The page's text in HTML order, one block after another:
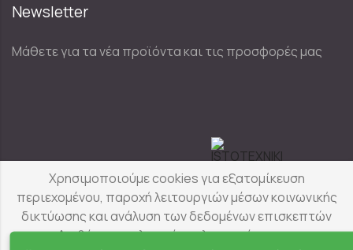
Newsletter
Μάθετε για τα νέα προϊόντα και τις προσφορές μας
Φτερά & Πούπουλα© Copyright 2025
Χρησιμοποιούμε cookies για εξατομίκευση
περιεχομένου, παροχή λειτουργιών μέσων κοινωνικής
δικτύωσης και ανάλυση των δεδομένων επισκεπτών
μας. Διαβάστε αναλυτικά τις λεπτομέρειες για τα